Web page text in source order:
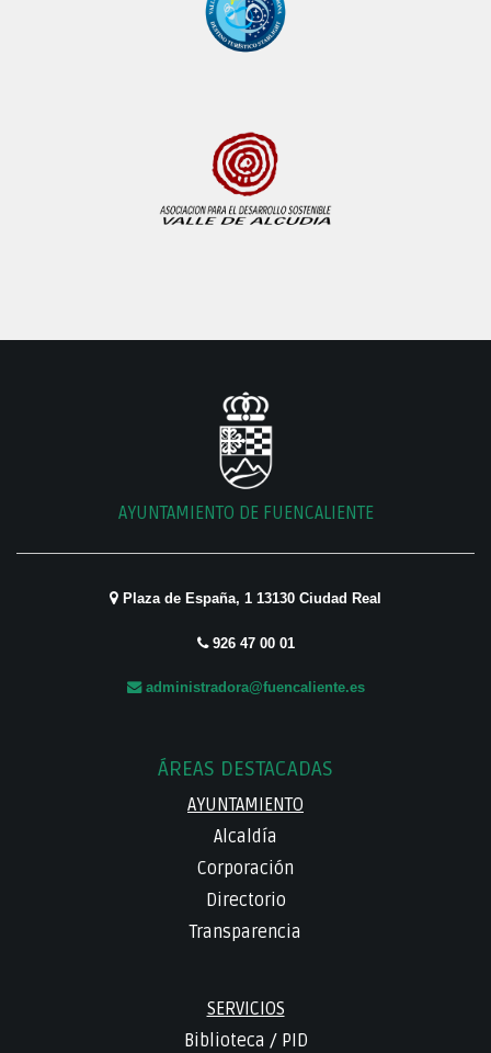
AYUNTAMIENTO DE FUENCALIENTE
Plaza de España, 1 13130 Ciudad Real
926 47 00 01
administradora@fuencaliente.es
ÁREAS DESTACADAS
AYUNTAMIENTO
Alcaldía
Corporación
Directorio
Transparencia
SERVICIOS
Biblioteca / PID